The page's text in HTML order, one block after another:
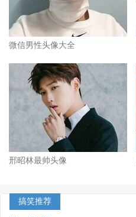
微信男性头像大全
邢昭林最帅头像
搞笑推荐